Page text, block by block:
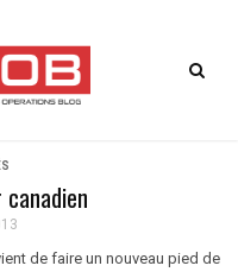
de faire un nouveau pied de